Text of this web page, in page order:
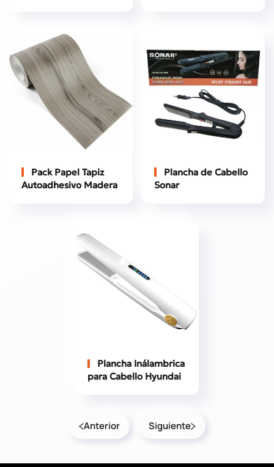
Pack Papel Tapiz
Autoadhesivo Madera
Plancha de Cabello
Sonar
Plancha Inálambrica
para Cabello Hyundai
Anterior Siguiente